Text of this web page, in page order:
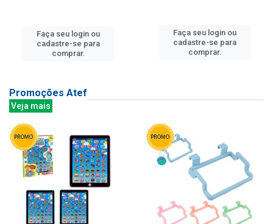
Faça seu login ou
cadastre-se para
comprar.
Faça seu login ou
cadastre-se para
comprar.
Promoções Atef
Veja mais